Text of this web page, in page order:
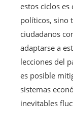
estos ciclos
políticos, sino
ciudadanos
adaptarse a
lecciones del
es posible
sistemas
inevitables